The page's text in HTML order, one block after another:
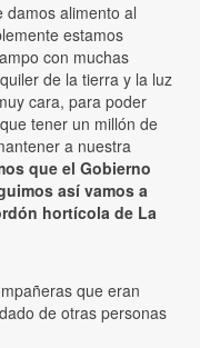
damos alimento al
estamos
con muchas
de la tierra y la luz
cara, para poder
tener un millón de
a nuestra
que el Gobierno
así vamos a
hortícola de La
que eran
de otras personas